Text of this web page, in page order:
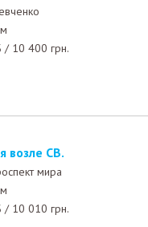
/ 10 400 грн.
возле СВ.
мира
/ 10 010 грн.